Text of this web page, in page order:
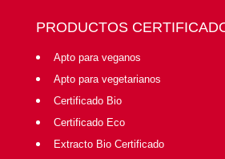
PRODUCTOS
Apto para veganos
Apto para vegetarianos
Certificado Bio
Certificado Eco
Extracto Bio Certificado